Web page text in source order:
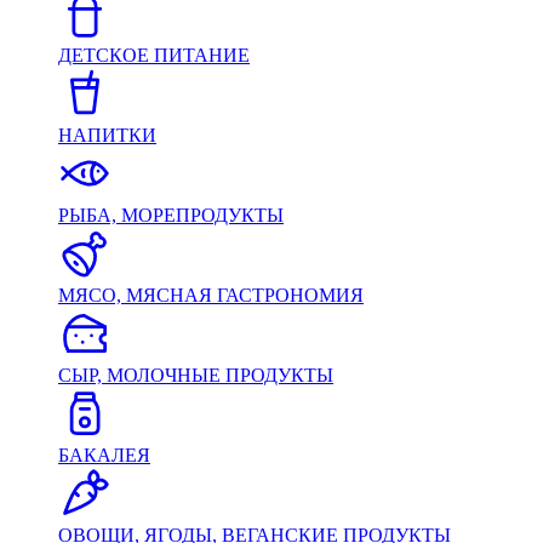
ДЕТСКОЕ ПИТАНИЕ
НАПИТКИ
РЫБА, МОРЕПРОДУКТЫ
МЯСО, МЯСНАЯ ГАСТРОНОМИЯ
СЫР, МОЛОЧНЫЕ ПРОДУКТЫ
БАКАЛЕЯ
ОВОЩИ, ЯГОДЫ, ВЕГАНСКИЕ ПРОДУКТЫ